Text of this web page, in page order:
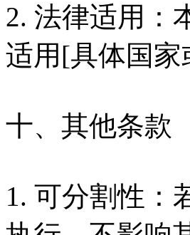
2. 法律适用：
适用[具体国
十、其他条款
1. 可分割性：